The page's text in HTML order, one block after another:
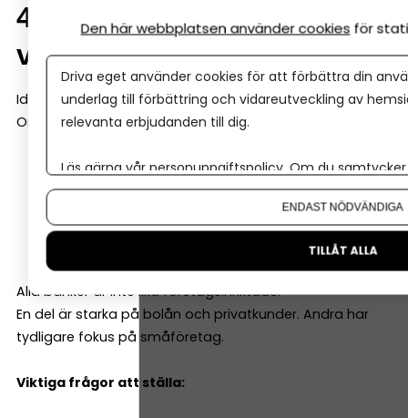
4. Finns stöd när företaget
växer?
Idag kanske du bara behöver ett konto.
Om två år kanske du behöver:
Checkkredit
Företagslån
Leasing
Rådgivning kring investeringar
Alla banker är inte lika företagsinriktade.
En del är starka på bolån och privatkunder. Andra har
tydligare fokus på småföretag.
Viktiga frågor att ställa:
Den här webbplatsen använder cookies för
Driva eget använder cookies för att förbättra din
underlag till förbättring och vidareutveckling av
relevanta erbjudanden till dig.
Läs gärna vår personuppgiftspolicy. Om du
Om du vill ändra ditt val i efterhand hittar du den
ENDAST NÖDVÄNDIGA
TILLÅT ALLA